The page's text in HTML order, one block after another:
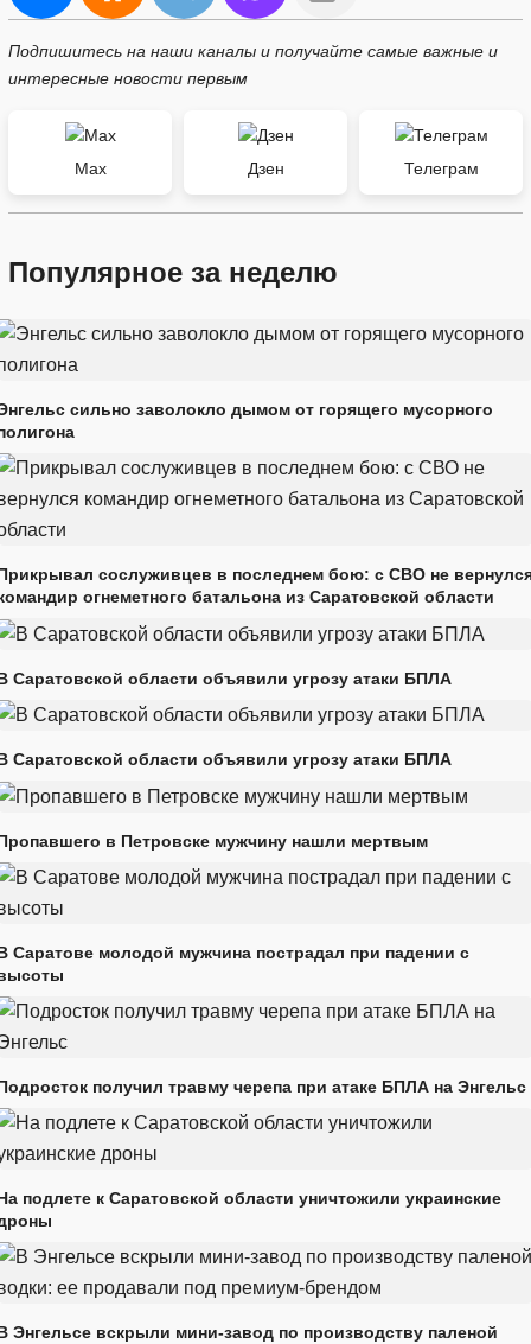
Подпишитесь на наши каналы и получайте самые важные и
интересные новости первым
Max Дзен Телеграм
Популярное за неделю
сильно заволокло дымом от горящего мусорного
сослуживцев в последнем бою: с СВО не
огнеметного батальона из Саратовской области
Саратовской области объявили угрозу атаки БПЛА
Саратовской области объявили угрозу атаки БПЛА
в Петровске мужчину нашли мертвым
Саратове молодой мужчина пострадал при падении с
получил травму черепа при атаке БПЛА на Энгельс
подлете к Саратовской области уничтожили украинские
Энгельсе вскрыли мини-завод по производству паленой